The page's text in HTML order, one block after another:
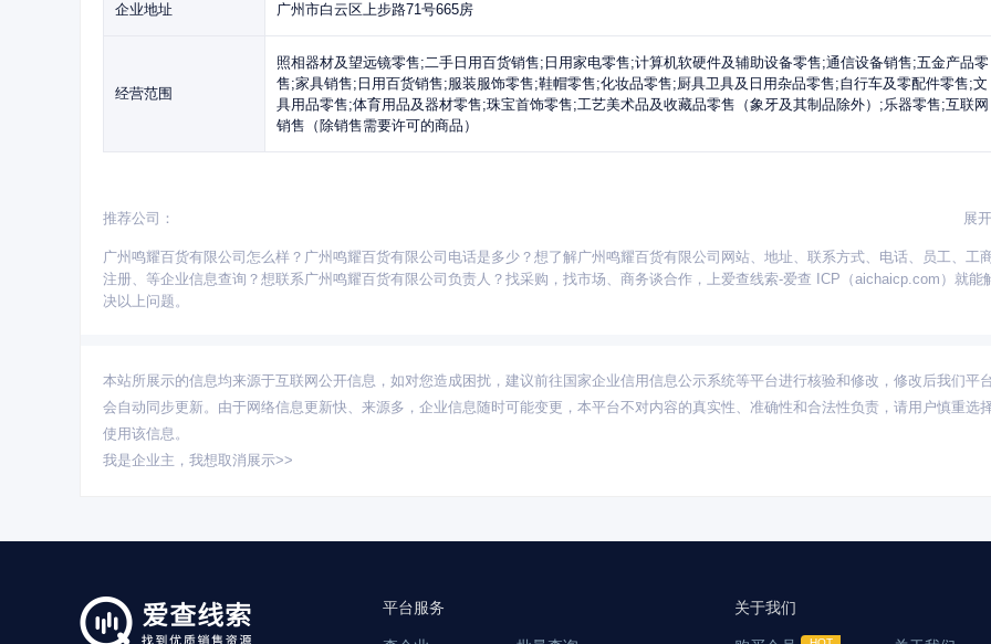
企业地址 广州市白云区上步路71号665房
经营范围
照相器材及望远镜零售;二手日用百货销售;日用家电零售;计算机软硬件及辅助设备零售;通信设备销售;五金产品零
售;家具销售;日用百货销售;服装服饰零售;鞋帽零售;化妆品零售;厨具卫具及日用杂品零售;自行车及零配件零售;文
具用品零售;体育用品及器材零售;珠宝首饰零售;工艺美术品及收藏品零售（象牙及其制品除外）;乐器零售;互联网
销售（除销售需要许可的商品）
推荐公司： 展开
更多省份： 广东 北京 江苏 上海 浙江 四川 山东 河北 河南 福建 湖北 安徽 重庆 陕西 湖南 辽宁 天津
江西
云南
广西 山西 贵州 吉林 黑龙江 内蒙古 新疆 甘肃 海南 宁夏 青海 西藏
广州鸣耀百货有限公司怎么样？广州鸣耀百货有限公司电话是多少？想了解广州鸣耀百货有限公司网站、地址、联系方式、电话、员工、工
注册、等企业信息查询？想联系广州鸣耀百货有限公司负责人？找采购，找市场、商务谈合作，上爱查线索-爱查 ICP（aichaicp.com）就能
决以上问题。
本站所展示的信息均来源于互联网公开信息，如对您造成困扰，建议前往国家企业信用信息公示系统等平台进行核验和修改，修改后我们平
会自动同步更新。由于网络信息更新快、来源多，企业信息随时可能变更，本平台不对内容的真实性、准确性和合法性负责，请用户慎重选
使用该信息。
我是企业主， 我想取消展示>>
平台服务 关于我们